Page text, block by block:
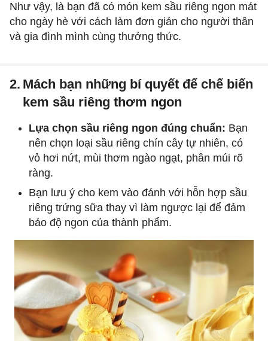
Như vậy, là bạn đã có món kem sầu riêng ngon mát
cho ngày hè với cách làm đơn giản cho người thân
và gia đình mình cùng thưởng thức.
Mách bạn những bí quyết để chế biến
kem sầu riêng thơm ngon
2.
Lựa chọn sầu riêng ngon đúng chuẩn: Bạn
nên chọn loại sầu riêng chín cây tự nhiên, có
vỏ hơi nứt, mùi thơm ngào ngạt, phân múi rõ
ràng.
Bạn lưu ý cho kem vào đánh với hỗn hợp sầu
riêng trứng sữa thay vì làm ngược lại để đảm
bảo độ ngon của thành phẩm.